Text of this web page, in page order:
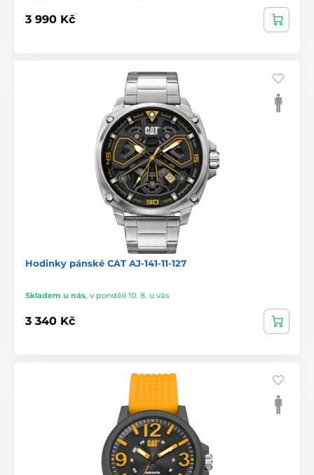
3 990 Kč
Hodinky pánské CAT AJ-141-11-127
Skladem u nás, v pondělí 10. 8. u vás
3 340 Kč